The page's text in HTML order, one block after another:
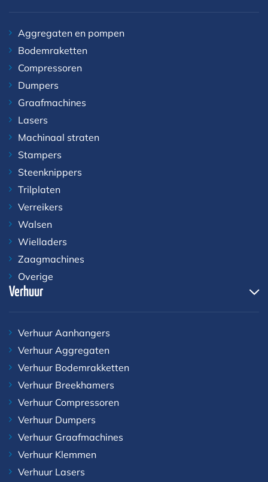
Aggregaten en pompen
Bodemraketten
Compressoren
Dumpers
Graafmachines
Lasers
Machinaal straten
Stampers
Steenknippers
Trilplaten
Verreikers
Walsen
Wielladers
Zaagmachines
Overige
Verhuur
Verhuur Aanhangers
Verhuur Aggregaten
Verhuur Bodemrakketten
Verhuur Breekhamers
Verhuur Compressoren
Verhuur Dumpers
Verhuur Graafmachines
Verhuur Klemmen
Verhuur Lasers